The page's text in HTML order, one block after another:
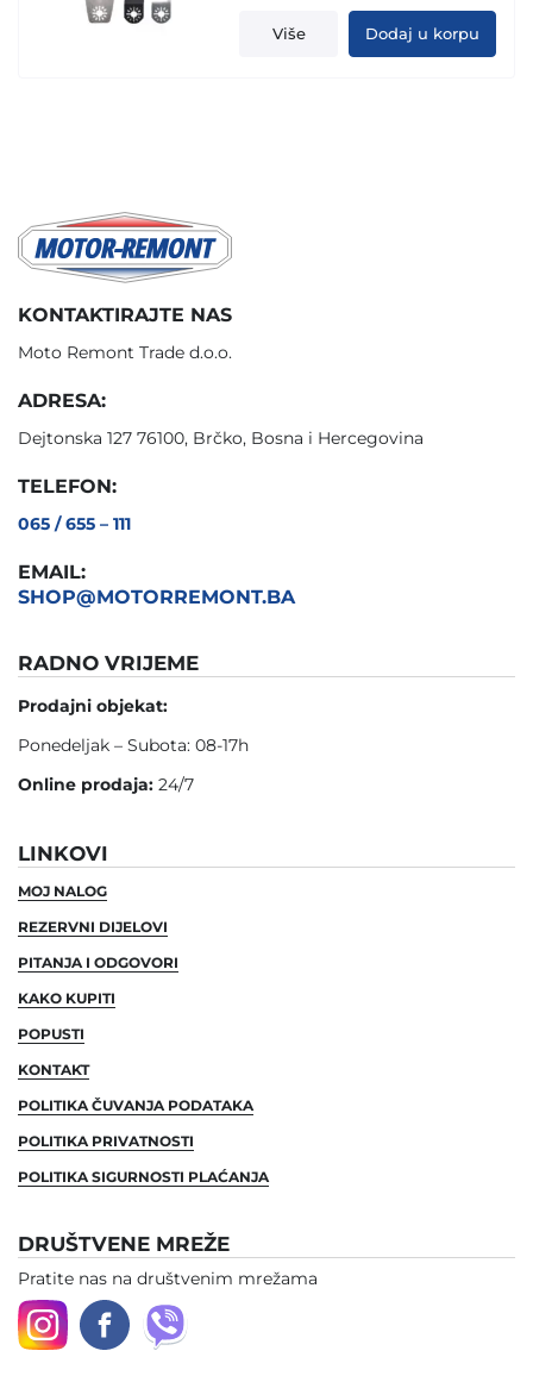
Više Dodaj u korpu
KONTAKTIRAJTE NAS
Moto Remont Trade d.o.o.
ADRESA:
Dejtonska 127 76100, Brčko, Bosna i Hercegovina
TELEFON:
065 / 655 – 111
EMAIL:
SHOP@MOTORREMONT.BA
RADNO VRIJEME
Prodajni objekat:
Ponedeljak – Subota: 08-17h
Online prodaja: 24/7
LINKOVI
MOJ NALOG
REZERVNI DIJELOVI
PITANJA I ODGOVORI
KAKO KUPITI
POPUSTI
KONTAKT
POLITIKA ČUVANJA PODATAKA
POLITIKA PRIVATNOSTI
POLITIKA SIGURNOSTI PLAĆANJA
DRUŠTVENE MREŽE
Pratite nas na društvenim mrežama